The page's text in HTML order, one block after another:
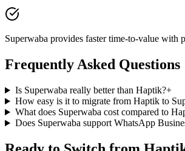
Superwaba provides faster time-to-value with
Frequently Asked Questions
Is Superwaba really better than Haptik?+
How easy is it to migrate from Haptik to
What does Superwaba cost compared to
Does Superwaba support WhatsApp